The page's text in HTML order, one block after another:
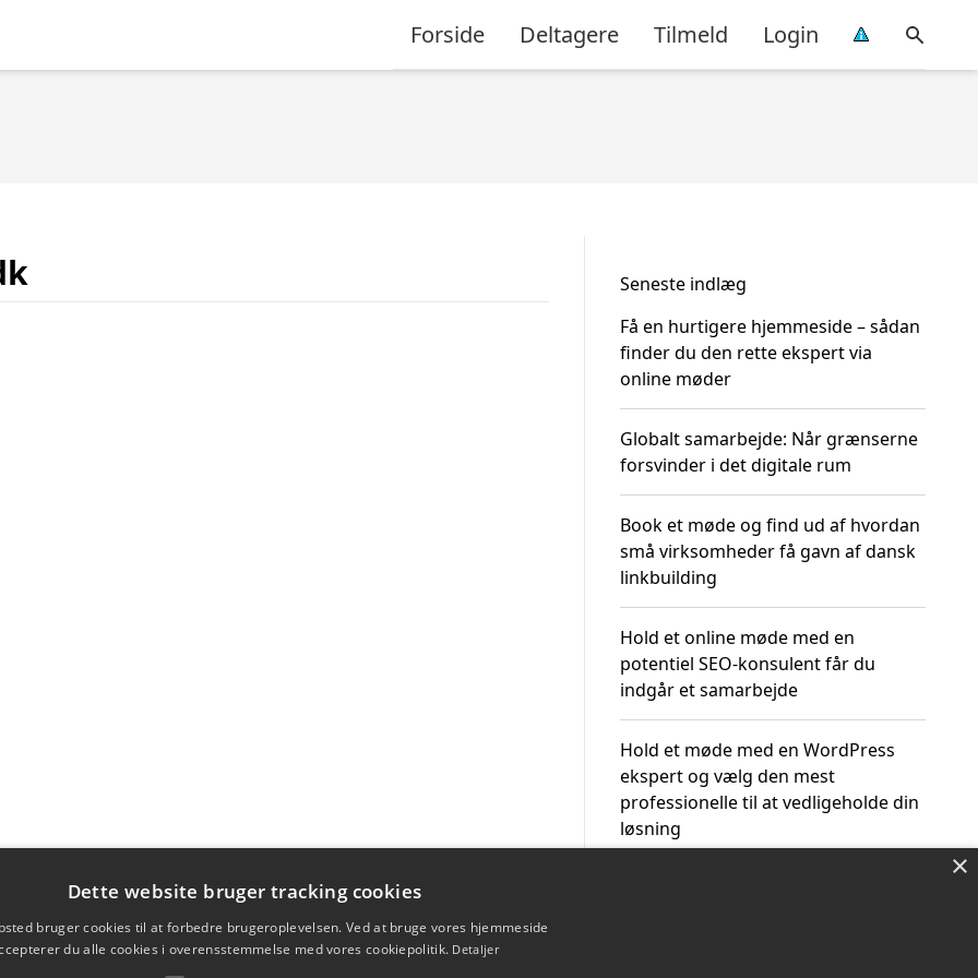
Forside Deltagere Tilmeld Login
Seneste indlæg
Få en hurtigere hjemmeside – sådan
finder du den rette ekspert via
online møder
Globalt samarbejde: Når grænserne
forsvinder i det digitale rum
Book et møde og find ud af hvordan
små virksomheder få gavn af dansk
linkbuilding
Hold et online møde med en
potentiel SEO-konsulent får du
indgår et samarbejde
Hold et møde med en WordPress
ekspert og vælg den mest
professionelle til at vedligeholde din
løsning
×
Dette website bruger tracking cookies
bruger cookies til at forbedre brugeroplevelsen. Ved at bruge vores hjemmeside
du alle cookies i overensstemmelse med vores cookiepolitik. Detaljer